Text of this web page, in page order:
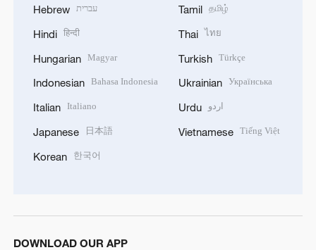
Hebrew עברית
Hindi हिन्दी
Hungarian Magyar
Indonesian Bahasa Indonesia
Italian Italiano
Japanese 日本語
Korean 한국어
Tamil தமிழ்
Thai ไทย
Turkish Türkçe
Ukrainian Українська
Urdu اردو
Vietnamese Tiếng Việt
DOWNLOAD OUR APP